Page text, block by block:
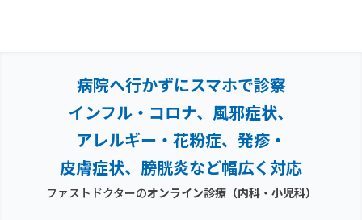
病院へ行かずにスマホで診察
インフル・コロナ、風邪症状、
アレルギー・花粉症、 発疹・
皮膚症状、膀胱炎など幅広く対応
ファストドクターのオンライン診療（内科・小児科）